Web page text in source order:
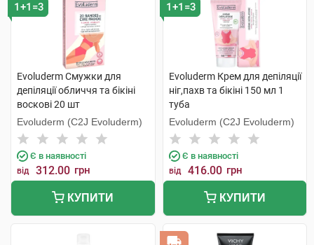
1+1=3
Evoluderm Смужки для
депіляції обличчя та бікіні
воскові 20 шт
Evoluderm (C2J Evoluderm)
Є в наявності
від 312.00 грн
КУПИТИ
1+1=3
Evoluderm Крем для депіляції
ніг,пахв та бікіні 150 мл 1
туба
Evoluderm (C2J Evoluderm)
Є в наявності
від 416.00 грн
КУПИТИ